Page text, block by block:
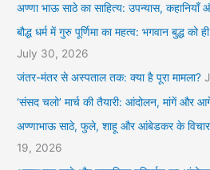
अण्णा भाऊ साठे का साहित्य: उपन्यास, कहानियाँ
बौद्ध धर्म में गुरु पूर्णिमा का महत्व: भगवान बुद्ध को
July 30, 2026
जंतर-मंतर से अस्पताल तक: क्या है पूरा मामला?
‘संसद चलो’ मार्च की तैयारी: आंदोलन, मांगें और
अण्णाभाऊ साठे, फुले, शाहू और आंबेडकर के
19, 2026